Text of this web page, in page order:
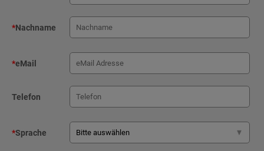
*Nachname
*eMail
Telefon
*Sprache